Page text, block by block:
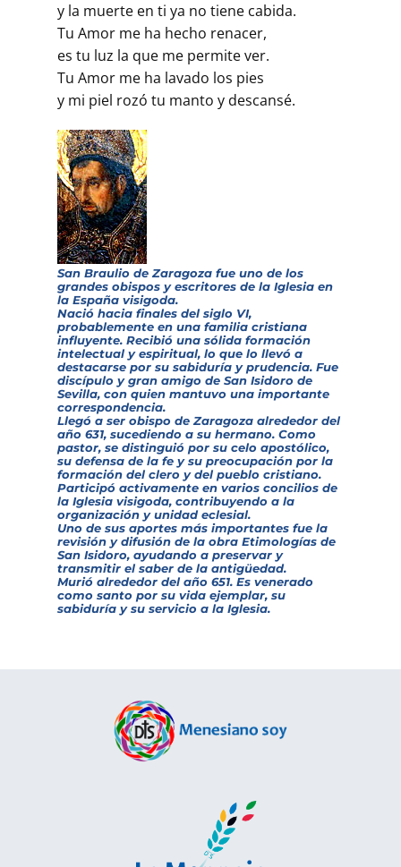
y la muerte en ti ya no tiene cabida.
Tu Amor me ha hecho renacer,
es tu luz la que me permite ver.
Tu Amor me ha lavado los pies
y mi piel rozó tu manto y descansé.
San Braulio de Zaragoza fue uno de los
grandes obispos y escritores de la Iglesia en
la España visigoda.
Nació hacia finales del siglo VI,
probablemente en una familia cristiana
influyente. Recibió una sólida formación
intelectual y espiritual, lo que lo llevó a
destacarse por su sabiduría y prudencia. Fue
discípulo y gran amigo de San Isidoro de
Sevilla, con quien mantuvo una importante
correspondencia.
Llegó a ser obispo de Zaragoza alrededor del
año 631, sucediendo a su hermano. Como
pastor, se distinguió por su celo apostólico,
su defensa de la fe y su preocupación por la
formación del clero y del pueblo cristiano.
Participó activamente en varios concilios de
la Iglesia visigoda, contribuyendo a la
organización y unidad eclesial.
Uno de sus aportes más importantes fue la
revisión y difusión de la obra Etimologías de
San Isidoro, ayudando a preservar y
transmitir el saber de la antigüedad.
Murió alrededor del año 651. Es venerado
como santo por su vida ejemplar, su
sabiduría y su servicio a la Iglesia.